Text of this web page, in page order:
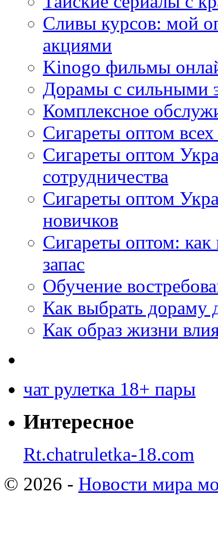
Сливы курсов: мой
акциями
Kinogo фильмы
Дорамы с сильными
Комплексное
Сигареты оптом
Сигареты оптом
сотрудничества
Сигареты оптом
новичков
Сигареты оптом:
запас
Обучение
Как выбрать дораму
Как образ жизни
чат рулетка 18+ пары
Интересное
Rt.chatruletka-18.com
© 2026 - Новости мира